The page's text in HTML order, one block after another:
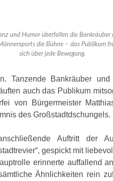
und Humor überfallen die Bankräuber
die Bühne – das Publikum
sich über jede Bewegung.
Tanzende Bankräuber
auch das Publikum
von Bürgermeister
des Großstadtdschungels.
Auftritt der
gespickt mit
erinnerte auffallend
Ähnlichkeiten rein